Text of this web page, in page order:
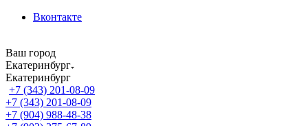
Вконтакте
Ваш город
Екатеринбург
Екатеринбург
+7 (343) 201-08-09
+7 (343) 201-08-09
+7 (904) 988-48-38